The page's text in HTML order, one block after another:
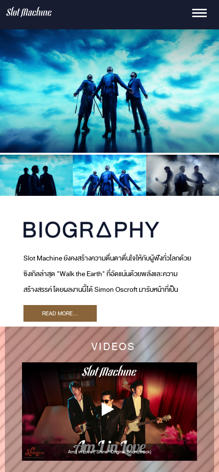
Slot Machine ยังคงสร้างความตื่นตาตื่นใจให้กับผู้ฟังทั่วโลกด้วย
ซิงเกิลล่าสุด "Walk the Earth" ที่อัดแน่นด้วยพลังและความ
สร้างสรรค์ โดยผลงานนี้ได้ Simon Oscroft มารับหน้าที่เป็น
โปรดิวเซอร์ และ Ryan Tedder เจ้าของรางวัลแกรมมี่มาร่วมเป็น
Executive Producer เพลงนี้สะท้อนให้เห็นถึงภารกิจของ Slot
Machine ในการพัฒนาซาวด์ใหม่ ๆ และขยายฐานผู้ฟังทั่วโลก
READ MORE...
VIDEOS
Am I in Love (“Shine” Original Soundtrack)